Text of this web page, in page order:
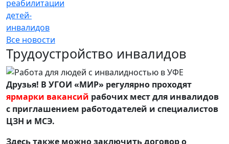
реабилитации
детей-
инвалидов
Все новости
Трудоустройство инвалидов
Друзья! В УГОИ «МИР» регулярно проходят
ярмарки вакансий рабочих мест для инвалидов
с приглашением работодателей и специалистов
ЦЗН и МСЭ.
Здесь также можно заключить договор о